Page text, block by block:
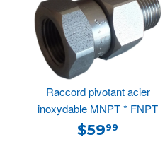
Raccord pivotant acier
inoxydable MNPT * FNPT
$5999